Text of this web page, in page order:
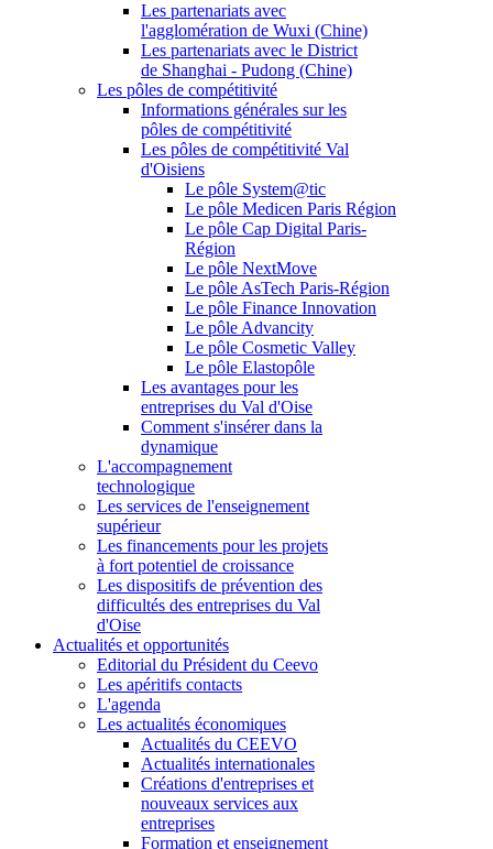
Les partenariats avec
l'agglomération de Wuxi (Chine)
Les partenariats avec le District
de Shanghai - Pudong (Chine)
Les pôles de compétitivité
Informations générales sur les
pôles de compétitivité
Les pôles de compétitivité Val
d'Oisiens
Le pôle System@tic
Le pôle Medicen Paris Région
Le pôle Cap Digital Paris-
Région
Le pôle NextMove
Le pôle AsTech Paris-Région
Le pôle Finance Innovation
Le pôle Advancity
Le pôle Cosmetic Valley
Le pôle Elastopôle
Les avantages pour les
entreprises du Val d'Oise
Comment s'insérer dans la
dynamique
L'accompagnement
technologique
Les services de l'enseignement
supérieur
Les financements pour les projets
à fort potentiel de croissance
Les dispositifs de prévention des
difficultés des entreprises du Val
d'Oise
Actualités et opportunités
Editorial du Président du Ceevo
Les apéritifs contacts
L'agenda
Les actualités économiques
Actualités du CEEVO
Actualités internationales
Créations d'entreprises et
nouveaux services aux
entreprises
Formation et enseignement